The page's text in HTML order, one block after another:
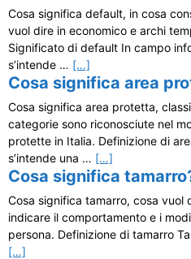
Cosa significa default, in cosa
vuol dire in economico e archi
Significato di default In campo
s’intende … […]
Cosa significa area
Cosa significa area protetta,
categorie sono riconosciute nel
protette in Italia. Definizione di
s’intende una … […]
Cosa significa
Cosa significa tamarro, cosa vuol
indicare il comportamento e i
persona. Definizione di tamarro
[…]